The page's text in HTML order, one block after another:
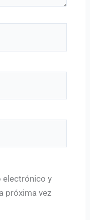
electrónico y
próxima vez